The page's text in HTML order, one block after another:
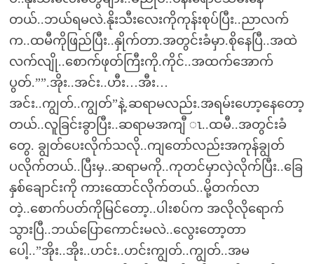
တယ်..ဘယ်ရမလဲ.နိုးသီးလေးကိုကုန်းစုပ်ပြီး..ညာလက်
က..ထမီကိုဖြည်ပြီး..နှိုက်တာ.အတွင်းခံမှာ.စိုနေပြီ..အထဲ
လက်လျို..စောက်ဖုတ်ကြီးကို.ကိုင်..အထက်အောက်
ပွတ်.””.အိုး..အင်း..ဟီး…အီး…
အင်း..ကျွတ်..ကျွတ်”နဲ့.ဆရာမလည်း.အရမ်းဟော့နေတော့
တယ်..လူခြင်းခွာပြီး..ဆရာမအကျီ ၤ..ထမီ..အတွင်းခံ
တွေ. ချွတ်ပေးလိုက်သလို..ကျတော်လည်းအကုန်ချွတ်
ပလိုက်တယ်..ပြီးမှ..ဆရာမကို..ကုတင်မှာလှဲလိုက်ပြီး..ခြေ
နှစ်ချောင်းကို ကားထောင်လိုက်တယ်..မို့တက်လာ
တဲ့..စောက်ပတ်ကိုမြင်တော့..ပါးစပ်က အလိုလိုရောက်
သွားပြီ..ဘယ်ပြောကောင်းမလဲ..လွေးတော့တာ
ပေါ့..”အိုး..အိုး..ဟင်း..ဟင်းကျွတ်..ကျွတ်..အမ